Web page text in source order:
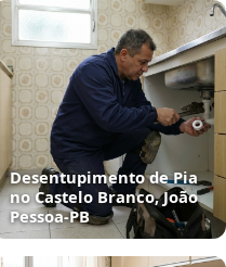
Desentupimento de Pia
no Castelo Branco, João
Pessoa‑PB